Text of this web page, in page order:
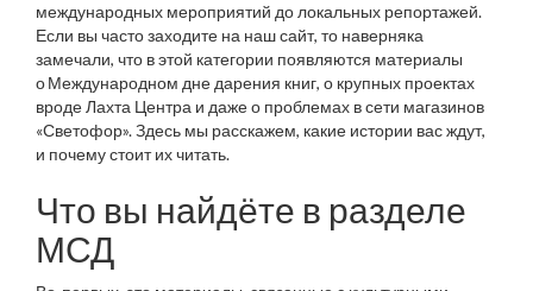
международных мероприятий до локальных репортажей.
Если вы часто заходите на наш сайт, то наверняка
замечали, что в этой категории появляются материалы
о Международном дне дарения книг, о крупных проектах
вроде Лахта Центра и даже о проблемах в сети магазинов
«Светофор». Здесь мы расскажем, какие истории вас ждут,
и почему стоит их читать.
Что вы найдёте в разделе
МСД